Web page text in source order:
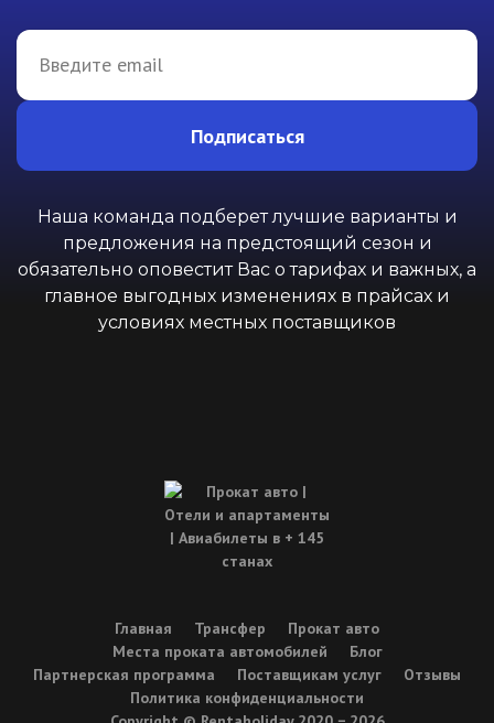
Подписаться
Наша команда подберет лучшие варианты и
предложения на предстоящий сезон и
обязательно оповестит Вас о тарифах и важных, а
главное выгодных изменениях в прайсах и
условиях местных поставщиков
Главная Трансфер
Прокат авто
Места проката автомобилей
Блог
Партнерская программа
Поставщикам услуг
Отзывы
Политика конфиденциальности